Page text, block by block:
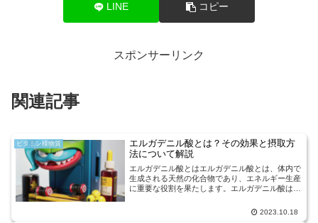
LINE コピー
スポンサーリンク
関連記事
ビタミン様物質
エルガデニル酸とは？その効果と摂取方
法について解説
エルガデニル酸とはエルガデニル酸とは、体内で
生成される天然の化合物であり、エネルギー生産
に重要な役割を果たします。エルガデニル酸は、
肉の収縮や運動のためのエネルギー供給をサポー
2023.10.18